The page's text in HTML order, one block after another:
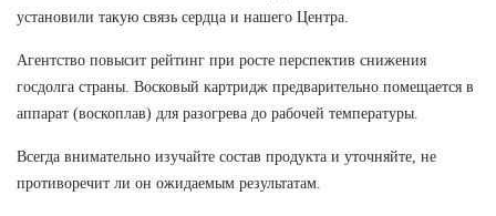
установили такую связь сердца и нашего Центра.
Агентство повысит рейтинг при росте перспектив снижения
госдолга страны. Восковый картридж предварительно помещается в
аппарат (воскоплав) для разогрева до рабочей температуры.
Всегда внимательно изучайте состав продукта и уточняйте, не
противоречит ли он ожидаемым результатам.